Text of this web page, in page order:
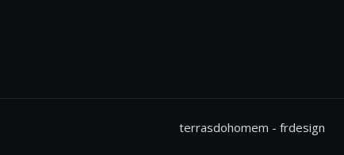
terrasdohomem - frdesign